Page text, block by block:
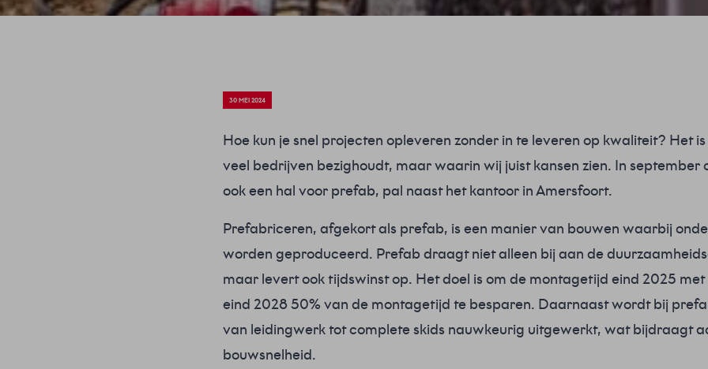
30 MEI 2024
Hoe kun je snel projecten opleveren zonder in te leveren op kwaliteit? Het
veel bedrijven bezighoudt, maar waarin wij juist kansen zien. In september
ook een hal voor prefab, pal naast het kantoor in Amersfoort.
Prefabriceren, afgekort als prefab, is een manier van bouwen waarbij
worden geproduceerd. Prefab draagt niet alleen bij aan de
maar levert ook tijdswinst op. Het doel is om de montagetijd eind 2025
eind 2028 50% van de montagetijd te besparen. Daarnaast wordt bij
van leidingwerk tot complete skids nauwkeurig uitgewerkt, wat bijdraagt
bouwsnelheid.